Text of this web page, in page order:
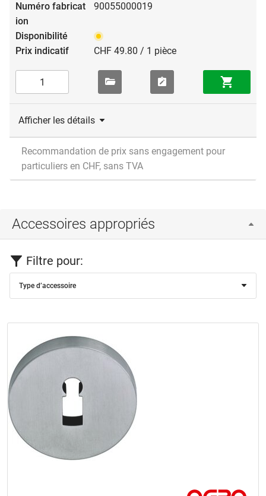
90055000019
CHF 49.80 / 1 pièce
Afficher les détails
Recommandation de prix sans engagement pour
particuliers en CHF, sans TVA
Accessoires appropriés
Filtre pour:
Type d’accessoire